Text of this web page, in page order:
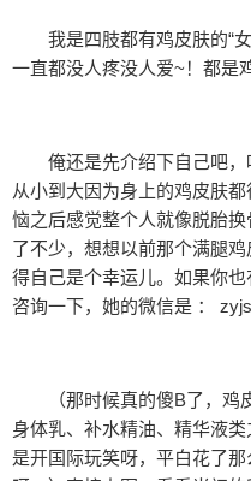
我是四肢都有鸡皮肤的“
一直都没人疼没人爱~！都是
俺还是先介绍下自己吧，
从小到大因为身上的鸡皮肤
恼之后感觉整个人就像脱胎
了不少，想想以前那个满腿
得自己是个幸运儿。如果你
咨询一下，她的微信是 ：
（那时候真的傻B了，鸡
身体乳、补水精油、精华液
是开国际玩笑呀，平白花了